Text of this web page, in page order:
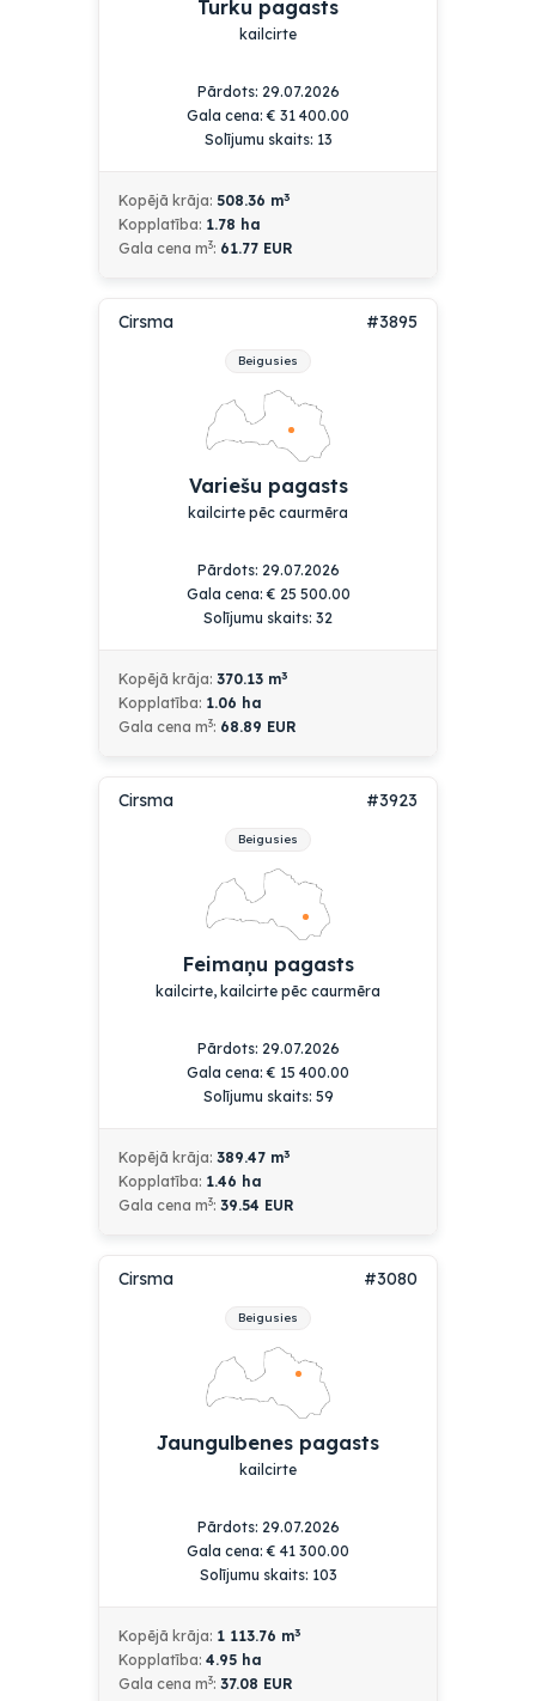
Turku pagasts
kailcirte
Pārdots: 29.07.2026
Gala cena:€ 31 400.00
Solījumu skaits: 13
Kopējā krāja: 508.36 m3
Kopplatība: 1.78 ha
Gala cena m3: 61.77 EUR
Cirsma #3895
Beigusies
Variešu pagasts
kailcirte pēc caurmēra
Pārdots: 29.07.2026
Gala cena:€ 25 500.00
Solījumu skaits: 32
Kopējā krāja: 370.13 m3
Kopplatība: 1.06 ha
Gala cena m3: 68.89 EUR
Cirsma #3923
Beigusies
Feimaņu pagasts
kailcirte, kailcirte pēc caurmēra
Pārdots: 29.07.2026
Gala cena:€ 15 400.00
Solījumu skaits: 59
Kopējā krāja: 389.47 m3
Kopplatība: 1.46 ha
Gala cena m3: 39.54 EUR
Cirsma #3080
Beigusies
Jaungulbenes pagasts
kailcirte
Pārdots: 29.07.2026
Gala cena:€ 41 300.00
Solījumu skaits: 103
Kopējā krāja: 1 113.76 m3
Kopplatība: 4.95 ha
Gala cena m3: 37.08 EUR